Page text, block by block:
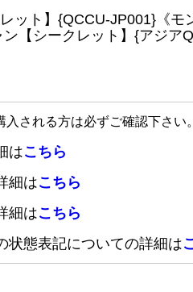
ット】{QCCU-JP001}《モ
シークレット】{アジア
される方は必ずご確認下さい。
はこちら
細はこちら
細はこちら
状態表記についての詳細は